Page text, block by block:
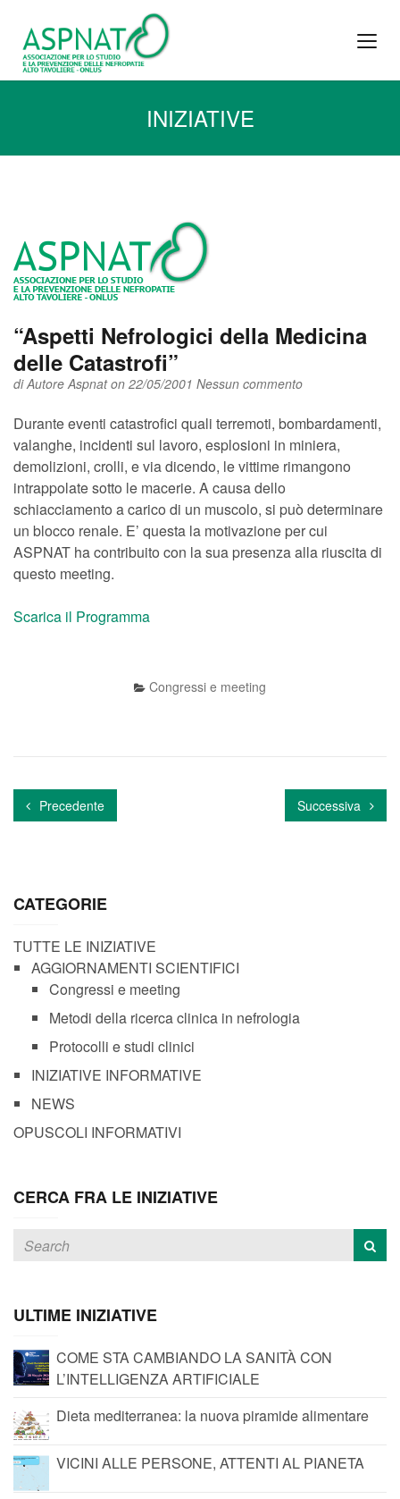
INIZIATIVE
“Aspetti Nefrologici della Medicina
delle Catastrofi”
diAutore Aspnaton 22/05/2001 Nessun commento
Durante eventi catastrofici quali terremoti, bombardamenti,
valanghe, incidenti sul lavoro, esplosioni in miniera,
demolizioni, crolli, e via dicendo, le vittime rimangono
intrappolate sotto le macerie. A causa dello
schiacciamento a carico di un muscolo, si può determinare
un blocco renale. E’ questa la motivazione per cui
ASPNAT ha contribuito con la sua presenza alla riuscita di
questo meeting.
Scarica il Programma
Congressi e meeting
Precedente Successiva
CATEGORIE
TUTTE LE INIZIATIVE
AGGIORNAMENTI SCIENTIFICI
Congressi e meeting
Metodi della ricerca clinica in nefrologia
Protocolli e studi clinici
INIZIATIVE INFORMATIVE
NEWS
OPUSCOLI INFORMATIVI
CERCA FRA LE INIZIATIVE
ULTIME INIZIATIVE
COME STA CAMBIANDO LA SANITÀ CON
L’INTELLIGENZA ARTIFICIALE
Dieta mediterranea: la nuova piramide alimentare
VICINI ALLE PERSONE, ATTENTI AL PIANETA